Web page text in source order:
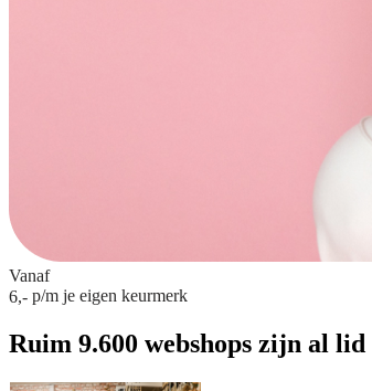
Vanaf
6,- p/m je eigen keurmerk
Ruim 9.600 webshops zijn al lid